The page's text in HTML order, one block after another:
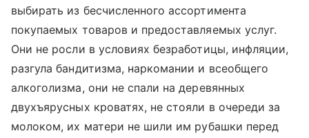
выбирать из бесчисленного ассортимента
покупаемых товаров и предоставляемых услуг.
Они не росли в условиях безработицы, инфляции,
разгула бандитизма, наркомании и всеобщего
алкоголизма, они не спали на деревянных
двухъярусных кроватях, не стояли в очереди за
молоком, их матери не шили им рубашки перед